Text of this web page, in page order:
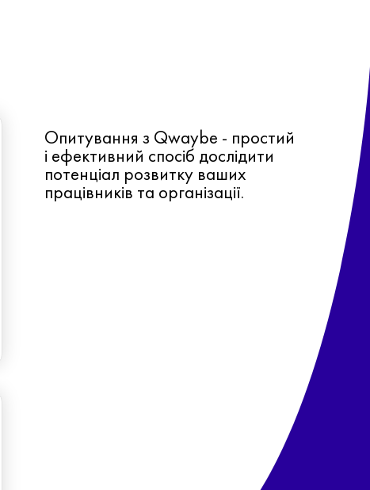
Опитування з Qwaybe - простий
і ефективний спосіб дослідити
потенціал розвитку ваших
працівників та організації.